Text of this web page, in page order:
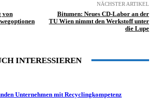
von
NÄCHSTER ARTIKEL
Bitumen: Neues CD-Labor an der
TU Wien nimmt den Werkstoff unter
die Lupe
INTERESSIEREN
Unternehmen mit Recyclingkompetenz